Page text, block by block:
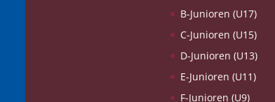
B-Junioren (U17)
C-Junioren (U15)
D-Junioren (U13)
E-Junioren (U11)
F-Junioren (U9)